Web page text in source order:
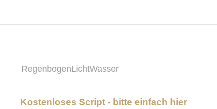
RegenbogenLichtWasser
Kostenloses Script - bitte einfach hier